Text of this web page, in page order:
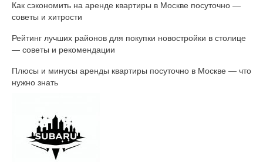
Как сэкономить на аренде квартиры в Москве посуточно —
советы и хитрости
Рейтинг лучших районов для покупки новостройки в столице
— советы и рекомендации
Плюсы и минусы аренды квартиры посуточно в Москве — что
нужно знать